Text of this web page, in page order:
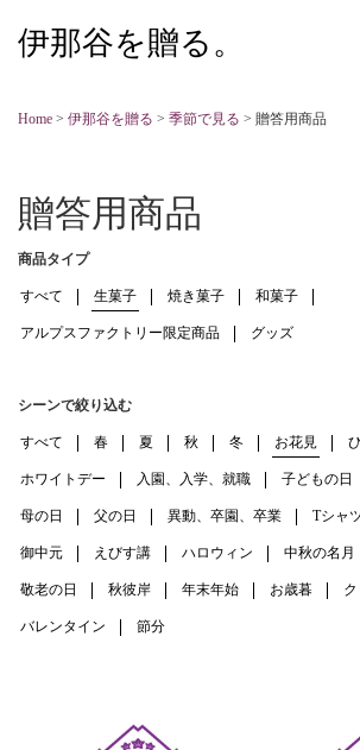
伊那谷を贈る。
Home > 伊那谷を贈る > 季節で見る > 贈答用商品
贈答用商品
商品タイプ
すべて 生菓子 焼き菓子 和菓子
アルプスファクトリー限定商品 グッズ
シーンで絞り込む
すべて 春 夏 秋 冬 お花見
ホワイトデー 入園、入学、就職 子どもの日
母の日 父の日 異動、卒園、卒業 Tシャ
御中元 えびす講 ハロウィン 中秋の名月
敬老の日 秋彼岸 年末年始 お歳暮
バレンタイン 節分